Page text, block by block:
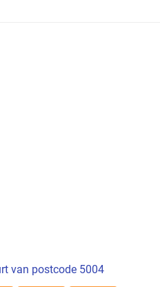
van postcode 5004